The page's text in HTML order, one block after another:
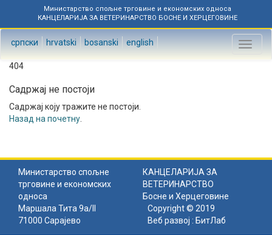
Министарство спољне трговине и економских односа
КАНЦЕЛАРИЈА ЗА ВЕТЕРИНАРСТВО БОСНЕ И ХЕРЦЕГОВИНЕ
српски hrvatski bosanski english
Toggle
404
Садржај не постоји
Садржај коју тражите не постоји.
Назад на почетну
Министарство спољне
трговине и економских
односа
КАНЦЕЛАРИЈА ЗА
ВЕТЕРИНАРСТВО
Босне и Херцеговине
Маршала Тита 9а/II
71000 Сарајево
Copyright © 2019
Веб развој : БитЛаб